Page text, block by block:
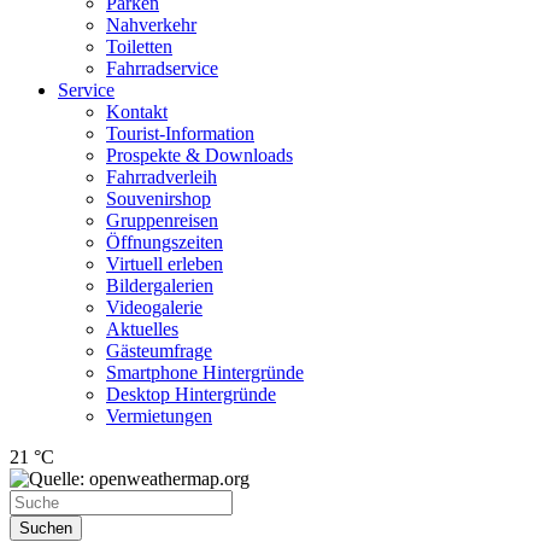
Nahverkehr
Toiletten
Fahrradservice
Service
Kontakt
Tourist-Information
Prospekte & Downloads
Fahrradverleih
Souvenirshop
Gruppenreisen
Öffnungszeiten
Virtuell erleben
Bildergalerien
Videogalerie
Aktuelles
Gästeumfrage
Smartphone Hintergründe
Desktop Hintergründe
Vermietungen
21 °C
Suchen